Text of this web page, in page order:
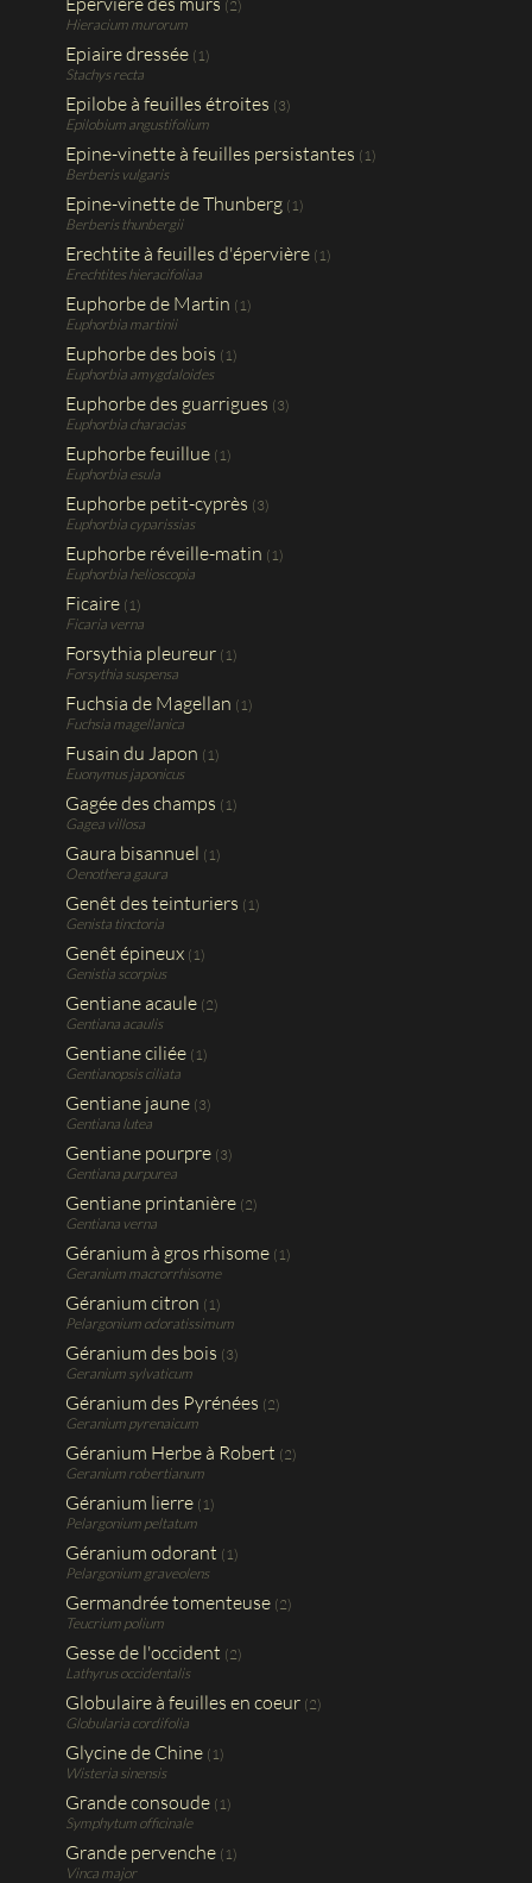
(2)
Hieracium murorum
Epiaire dressée (1)
Stachys recta
Epilobe à feuilles étroites (3)
Epilobium angustifolium
Epine-vinette à feuilles persistantes (1)
Berberis vulgaris
Epine-vinette de Thunberg (1)
Berberis thunbergii
Erechtite à feuilles d'épervière (1)
Erechtites hieracifoliaa
Euphorbe de Martin (1)
Euphorbia martinii
Euphorbe des bois (1)
Euphorbia amygdaloides
Euphorbe des guarrigues (3)
Euphorbia characias
Euphorbe feuillue (1)
Euphorbia esula
Euphorbe petit-cyprès (3)
Euphorbia cyparissias
Euphorbe réveille-matin (1)
Euphorbia helioscopia
Ficaire (1)
Ficaria verna
Forsythia pleureur (1)
Forsythia suspensa
Fuchsia de Magellan (1)
Fuchsia magellanica
Fusain du Japon (1)
Euonymus japonicus
Gagée des champs (1)
Gagea villosa
Gaura bisannuel (1)
Oenothera gaura
Genêt des teinturiers (1)
Genista tinctoria
Genêt épineux (1)
Genistia scorpius
Gentiane acaule (2)
Gentiana acaulis
Gentiane ciliée (1)
Gentianopsis ciliata
Gentiane jaune (3)
Gentiana lutea
Gentiane pourpre (3)
Gentiana purpurea
Gentiane printanière (2)
Gentiana verna
Géranium à gros rhisome (1)
Geranium macrorrhisome
Géranium citron (1)
Pelargonium odoratissimum
Géranium des bois (3)
Geranium sylvaticum
Géranium des Pyrénées (2)
Geranium pyrenaicum
Géranium Herbe à Robert (2)
Geranium robertianum
Géranium lierre (1)
Pelargonium peltatum
Géranium odorant (1)
Pelargonium graveolens
Germandrée tomenteuse (2)
Teucrium polium
Gesse de l'occident (2)
Lathyrus occidentalis
Globulaire à feuilles en coeur (2)
Globularia cordifolia
Glycine de Chine (1)
Wisteria sinensis
Grande consoude (1)
Symphytum officinale
Grande pervenche (1)
Vinca major